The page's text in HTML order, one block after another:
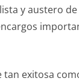
y austero
tan exitosa